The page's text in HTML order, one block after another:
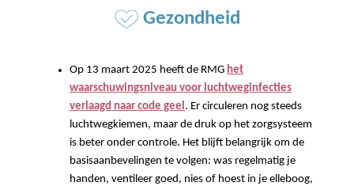
Gezondheid
Op 13 maart 2025 heeft de RMG het
waarschuwingsniveau voor luchtweginfecties
verlaagd naar code geel. Er circuleren nog steeds
luchtwegkiemen, maar de druk op het zorgsysteem
is beter onder controle. Het blijft belangrijk om de
basisaanbevelingen te volgen: was regelmatig je
handen, ventileer goed, nies of hoest in je elleboog,